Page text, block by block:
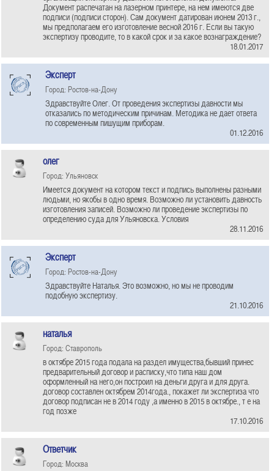
Документ распечатан на лазерном принтере, на нем имеются две
подписи (подписи сторон). Сам документ датирован июнем 2013 г.,
мы предполагаем его изготовление весной 2016 г. Если вы такую
экспертизу проводите, то в какой срок и за какое вознаграждение?
18.01.2017
Эксперт
Город: Ростов-на-Дону
Здравствуйте Олег. От проведения экспертизы давности мы
отказались по методическим причинам. Методика не дает ответа
по современным пишущим приборам.
01.12.2016
олег
Город: Ульяновск
Имеется документ на котором текст и подпись выполнены разными
людьми, но якобы в одно время. Возможно ли установить давность
изготовления записей. Возможно ли проведение экспертизы по
определению суда для Ульяновска. Условия
28.11.2016
Эксперт
Город: Ростов-на-Дону
Здравствуйте Наталья. Это возможно, но мы не проводим
подобную экспертизу.
21.10.2016
наталья
Город: Ставрополь
в октябре 2015 года подала на раздел имущества,бывший принес
предварительный договор и расписку,что типа наш дом
оформленный на него,он построил на деньги друга и для друга.
договор составлен октябрем 2014года., покажет ли экспертиза что
договор подписан не в 2014 году ,а именно в 2015 в октябре., т е на
год позже
17.10.2016
Ответчик
Город: Москва